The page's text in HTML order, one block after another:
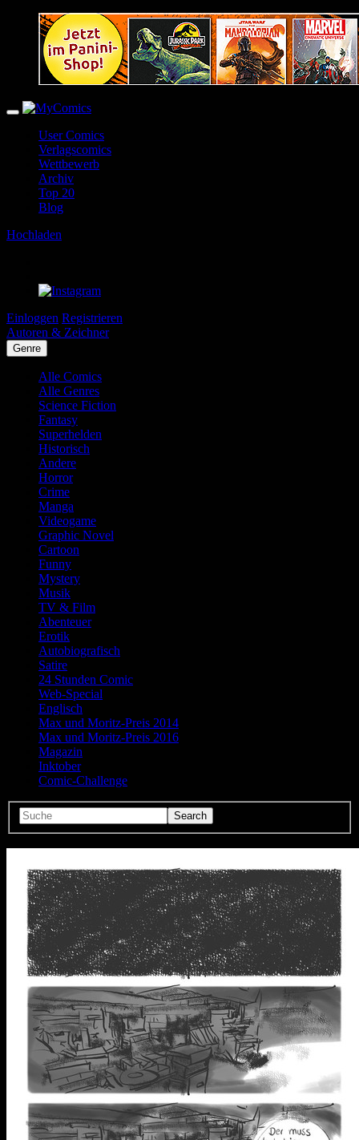
User Comics
Verlagscomics
Wettbewerb
Archiv
Top 20
Blog
Hochladen
Einloggen Registrieren
Autoren & Zeichner
Genre
Alle Comics
Alle Genres
Science Fiction
Fantasy
Superhelden
Historisch
Andere
Horror
Crime
Manga
Videogame
Graphic Novel
Cartoon
Funny
Mystery
Musik
TV & Film
Abenteuer
Erotik
Autobiografisch
Satire
24 Stunden Comic
Web-Special
Englisch
Max und Moritz-Preis 2014
Max und Moritz-Preis 2016
Magazin
Inktober
Comic-Challenge